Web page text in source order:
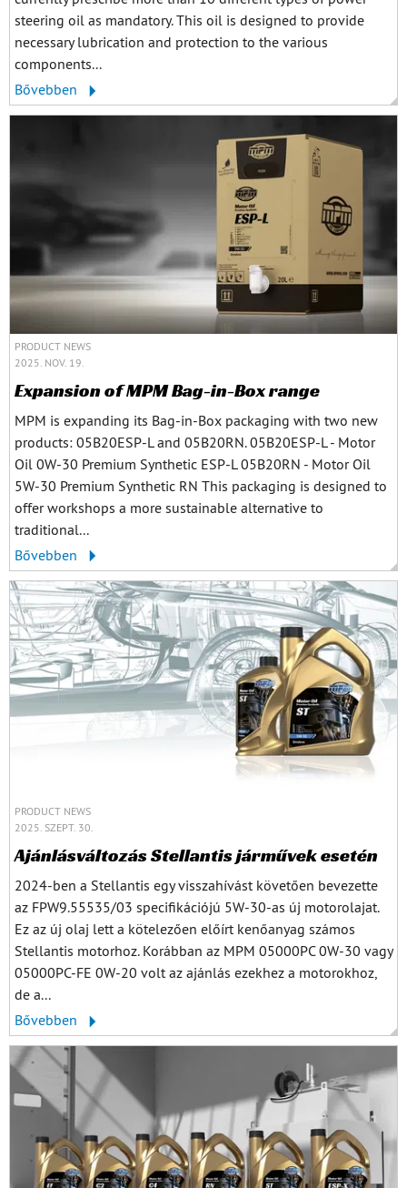
steering oil as mandatory. This oil is designed to provide
necessary lubrication and protection to the various
components...
Bővebben
PRODUCT NEWS
2025. NOV. 19.
Expansion of MPM Bag-in-Box range
MPM is expanding its Bag-in-Box packaging with two new
products: 05B20ESP-L and 05B20RN. 05B20ESP-L - Motor
Oil 0W-30 Premium Synthetic ESP-L 05B20RN - Motor Oil
5W-30 Premium Synthetic RN This packaging is designed to
offer workshops a more sustainable alternative to
traditional...
Bővebben
PRODUCT NEWS
2025. SZEPT. 30.
Ajánlásváltozás Stellantis járművek esetén
2024-ben a Stellantis egy visszahívást követően bevezette
az FPW9.55535/03 specifikációjú 5W-30-as új motorolajat.
Ez az új olaj lett a kötelezően előírt kenőanyag számos
Stellantis motorhoz. Korábban az MPM 05000PC 0W-30 vagy
05000PC-FE 0W-20 volt az ajánlás ezekhez a motorokhoz,
de a...
Bővebben